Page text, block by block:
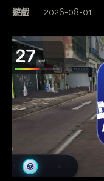
遊戲 2026-08-01